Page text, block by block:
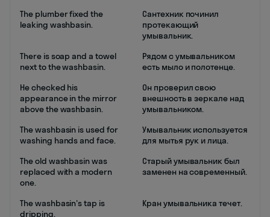
The plumber fixed the
leaking washbasin.
Сантехник починил
протекающий
умывальник.
There is soap and a towel
next to the washbasin.
Рядом с умывальником
есть мыло и полотенце.
He checked his
appearance in the mirror
above the washbasin.
Он проверил свою
внешность в зеркале над
умывальником.
The washbasin is used for
washing hands and face.
Умывальник используется
для мытья рук и лица.
The old washbasin was
replaced with a modern
one.
Старый умывальник был
заменен на современный.
The washbasin's tap is
dripping.
Кран умывальника течет.